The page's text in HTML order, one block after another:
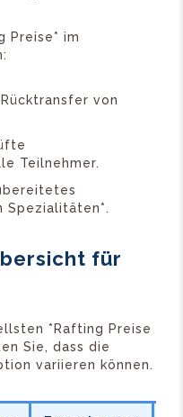
Preise* im
von
Teilnehmer.
Spezialitäten*.
für
*Rafting Preise
Sie, dass die
variieren können.